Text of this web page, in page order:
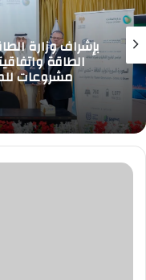
بإشراف وزارة
الطاقة
مشروعات
جامعة